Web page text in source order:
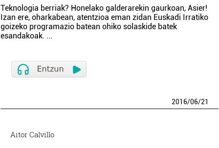
Teknologia berriak? Honelako galderarekin gaurkoan, Asier!
Izan ere, oharkabean, atentzioa eman zidan Euskadi Irratiko
goizeko programazio batean ohiko solaskide batek
esandakoak. ...
2016/06/21
Aitor Calvillo